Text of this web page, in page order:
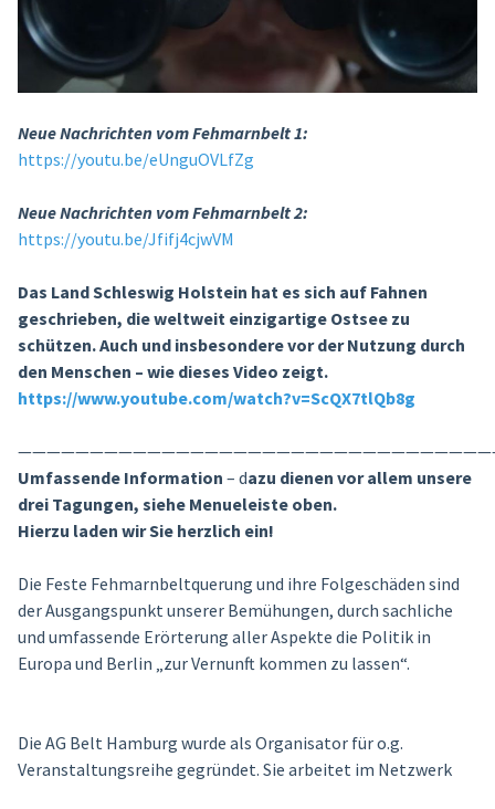
Neue Nachrichten vom Fehmarnbelt 1:
https://youtu.be/eUnguOVLfZg
Neue Nachrichten vom Fehmarnbelt 2:
https://youtu.be/Jfifj4cjwVM
Das Land Schleswig Holstein hat es sich auf Fahnen
geschrieben, die weltweit einzigartige Ostsee zu
schützen. Auch und insbesondere vor der Nutzung durch
den Menschen – wie dieses Video zeigt.
https://www.youtube.com/watch?v=ScQX7tlQb8g
Umfassende Information – dazu dienen vor allem unsere
drei Tagungen, siehe Menueleiste oben.
Hierzu laden wir Sie herzlich ein!
Die Feste Fehmarnbeltquerung und ihre Folgeschäden sind
der Ausgangspunkt unserer Bemühungen, durch sachliche
und umfassende Erörterung aller Aspekte die Politik in
Europa und Berlin „zur Vernunft kommen zu lassen“.
Die AG Belt Hamburg wurde als Organisator für o.g.
Veranstaltungsreihe gegründet. Sie arbeitet im Netzwerk